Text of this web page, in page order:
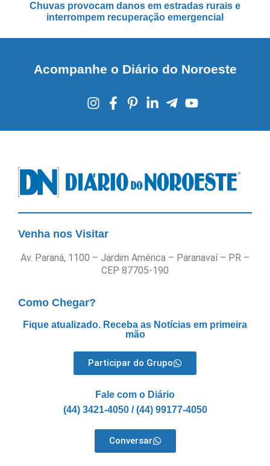
Chuvas provocam danos em estradas rurais e
interrompem recuperação emergencial
Acompanhe o Diário do Noroeste
Venha nos Visitar
Av. Paraná, 1100 – Jardim América – Paranavaí – PR –
CEP 87705-190
Como Chegar?
Fique atualizado. Receba as Notícias em primeira
mão
Participar do Grupo
Fale com o Diário
(44) 3421-4050 / (44) 99177-4050
Conversar